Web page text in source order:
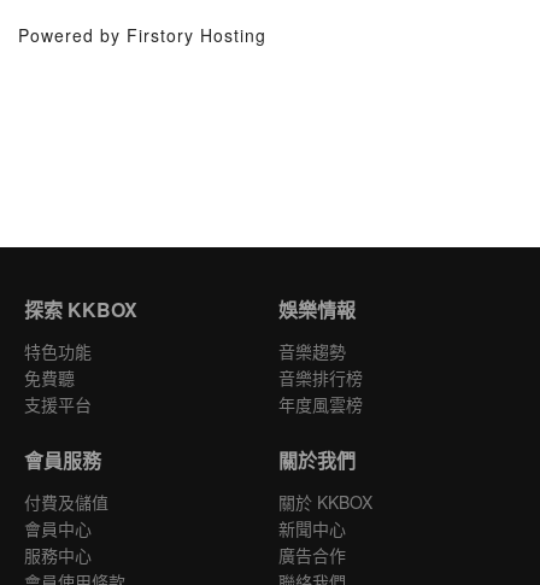
Powered by Firstory Hosting
探索 KKBOX
特色功能
免費聽
支援平台
娛樂情報
音樂趨勢
音樂排行榜
年度風雲榜
會員服務
付費及儲值
會員中心
服務中心
關於我們
關於 KKBOX
新聞中心
廣告合作